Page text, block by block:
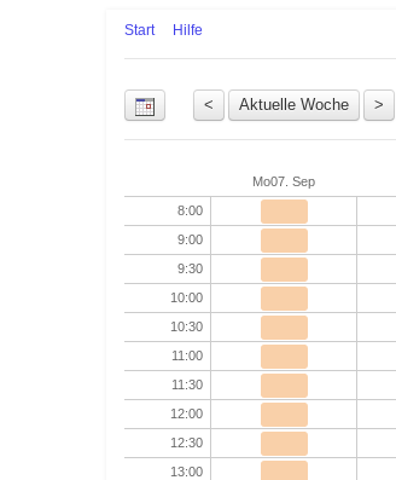
Start Hilfe
Mo07. Sep
8:00
9:00
9:30
10:00
10:30
11:00
11:30
12:00
12:30
13:00